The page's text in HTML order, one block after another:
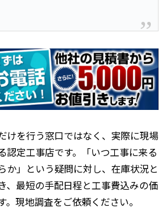
けを行う窓口ではなく、実際に現場
認定工事店です。「いつ工事に来る
か」という疑問に対し、在庫状況と
、最短の手配日程と工事費込みの価
現地調査をご依頼ください。